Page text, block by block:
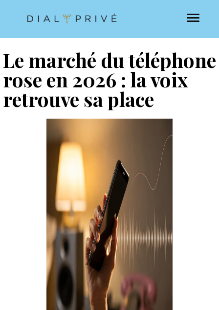
Le marché du téléphone
rose en 2026 : la voix
retrouve sa place